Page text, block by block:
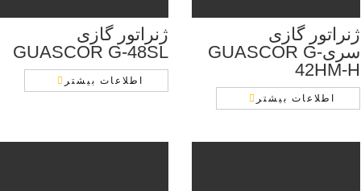
ژنراتور گازی
GUASCOR G-48SL
اطلاعات بیشتر
ژنراتور گازی
سریGUASCOR G-
42HM-H
اطلاعات بیشتر